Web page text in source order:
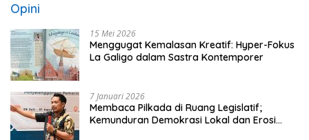
Opini
15 Mei 2026
Menggugat Kemalasan Kreatif: Hyper-Fokus
La Galigo dalam Sastra Kontemporer
7 Januari 2026
Membaca Pilkada di Ruang Legislatif;
Kemunduran Demokrasi Lokal dan Erosi